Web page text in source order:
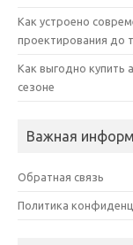
Как устроено
проектирования до
Как выгодно купить
сезоне
Важная
Обратная связь
Политика